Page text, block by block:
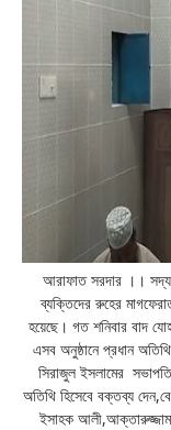
আরাফাত সরদার ।।
ব্যক্তিদের রুহের
হয়েছে। গত শনিবার বাদ
এসব অনুষ্ঠানে প্রধান
সিরাজুল ইসলামের
অতিথি হিসেবে বক্তব্য
ইসাহক